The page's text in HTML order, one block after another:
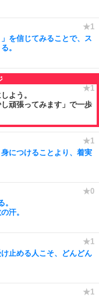
を信じてみることで、ス
。
よう。
頑張ってみます」で一歩
につけることより、着実
汗。
止める人こそ、どんどん